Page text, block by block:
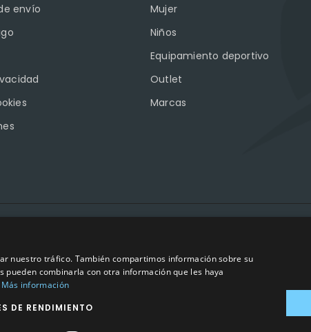
envío
Mujer
Niños
Equipamiento deportivo
Outlet
Marcas
nuestro tráfico. También compartimos información sobre su
pueden combinarla con otra información que les haya
Más información
DE RENDIMIENTO